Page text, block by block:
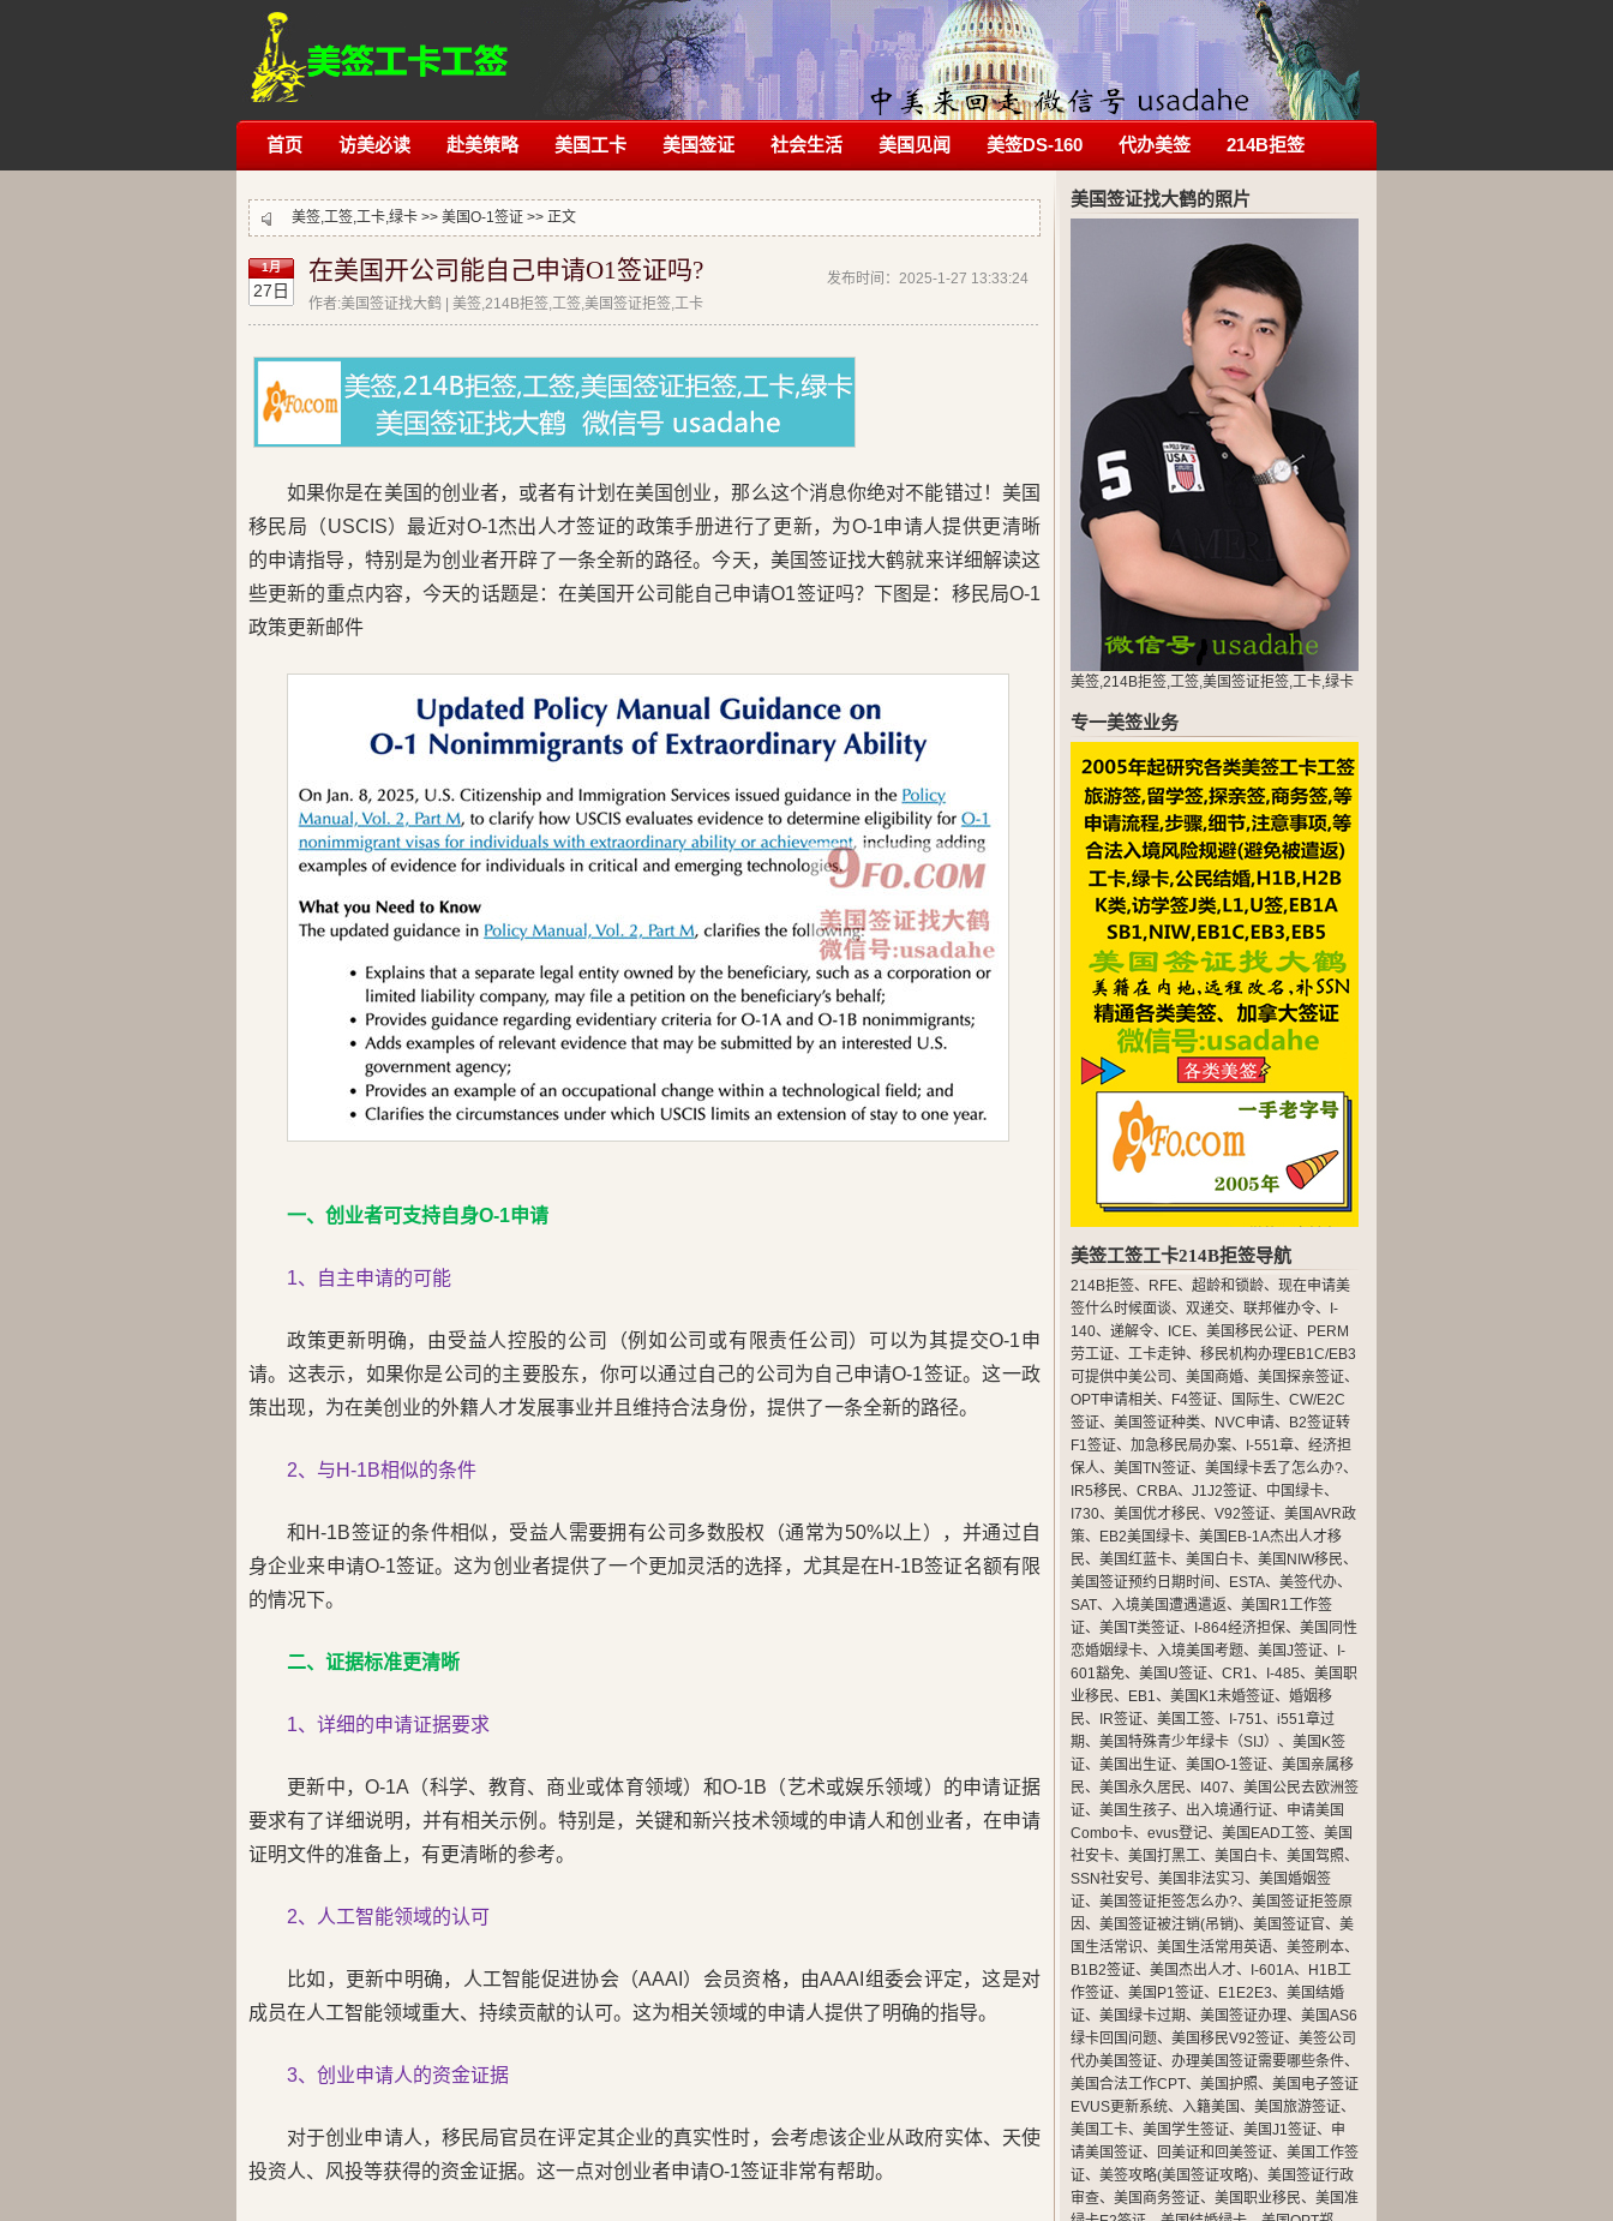
首页 访美必读 赴美策略 美国工卡 美国签证 社会生活 美国见闻 美签DS-160 代办美签 214B拒签
美签,工签,工卡,绿卡 >> 美国O-1签证 >> 正文
1月
27日
发布时间：2025-1-27 13:33:24
在美国开公司能自己申请O1签证吗?
作者:美国签证找大鹤 | 美签,214B拒签,工签,美国签证拒签,工卡
如果你是在美国的创业者，或者有计划在美国创业，那么这个消息你绝对不能错过！美国
移民局（USCIS）最近对O-1杰出人才签证的政策手册进行了更新，为O-1申请人提供更清晰
的申请指导，特别是为创业者开辟了一条全新的路径。今天，美国签证找大鹤就来详细解读这
些更新的重点内容，今天的话题是：在美国开公司能自己申请O1签证吗？下图是：移民局O-1
政策更新邮件
一、创业者可支持自身O-1申请
1、自主申请的可能
政策更新明确，由受益人控股的公司（例如公司或有限责任公司）可以为其提交O-1申
请。这表示，如果你是公司的主要股东，你可以通过自己的公司为自己申请O-1签证。这一政
策出现，为在美创业的外籍人才发展事业并且维持合法身份，提供了一条全新的路径。
2、与H-1B相似的条件
和H-1B签证的条件相似，受益人需要拥有公司多数股权（通常为50%以上），并通过自
身企业来申请O-1签证。这为创业者提供了一个更加灵活的选择，尤其是在H-1B签证名额有限
的情况下。
二、证据标准更清晰
1、详细的申请证据要求
更新中，O-1A（科学、教育、商业或体育领域）和O-1B（艺术或娱乐领域）的申请证据
要求有了详细说明，并有相关示例。特别是，关键和新兴技术领域的申请人和创业者，在申请
证明文件的准备上，有更清晰的参考。
2、人工智能领域的认可
比如，更新中明确，人工智能促进协会（AAAI）会员资格，由AAAI组委会评定，这是对
成员在人工智能领域重大、持续贡献的认可。这为相关领域的申请人提供了明确的指导。
3、创业申请人的资金证据
对于创业申请人，移民局官员在评定其企业的真实性时，会考虑该企业从政府实体、天使
投资人、风投等获得的资金证据。这一点对创业者申请O-1签证非常有帮助。
美国签证找大鹤的照片
美签,214B拒签,工签,美国签证拒签,工卡,绿卡
专一美签业务
美签工签工卡214B拒签导航
214B拒签、 RFE、 超龄和锁龄、 现在申请美
签什么时候面谈、 双递交、 联邦催办令、
I-
140、 递解令、 ICE、 美国移民公证、
PERM
劳工证、 工卡走钟、 移民机构办理EB1C/EB3
可提供中美公司 、 美国商婚、 美国探亲签证、
OPT申请相关、 F4签证、 国际生、 CW/E2C
签证、 美国签证种类、 NVC申请、
B2签证转
F1签证、 加急移民局办案、 I-551章、 经济担
保人、 美国TN签证、 美国绿卡丢了怎么办?、
IR5移民、 CRBA、 J1J2签证、 中国绿卡、
I730、 美国优才移民、 V92签证、 美国AVR政
策、 EB2美国绿卡、 美国EB-1A杰出人才移
民、 美国红蓝卡、 美国白卡、 美国NIW移民、
美国签证预约日期时间 、 ESTA、 美签代办、
SAT、 入境美国遭遇遣返、 美国R1工作签
证、 美国T类签证、 I-864经济担保、 美国同性
恋婚姻绿卡、 入境美国考题、 美国J签证、
I-
601豁免、 美国U签证、 CR1、 I-485、 美国职
业移民、 EB1、 美国K1未婚签证、 婚姻移
民、 IR签证、 美国工签、 I-751、 i551章过
期、 美国特殊青少年绿卡（SIJ） 、 美国K签
证、 美国出生证、 美国O-1签证、 美国亲属移
民、 美国永久居民、 I407、 美国公民去欧洲签
证、 美国生孩子、 出入境通行证、 申请美国
Combo卡、 evus登记、 美国EAD工签、 美国
社安卡、 美国打黑工、 美国白卡、 美国驾照、
SSN社安号、 美国非法实习、 美国婚姻签
证、 美国签证拒签怎么办?、 美国签证拒签原
因、 美国签证被注销(吊销)、 美国签证官、 美
国生活常识、 美国生活常用英语、 美签刷本、
B1B2签证、 美国杰出人才、 I-601A、
H1B工
作签证、 美国P1签证、 E1E2E3、 美国结婚
证、 美国绿卡过期、 美国签证办理、 美国AS6
绿卡回国问题、 美国移民V92签证、 美签公司
代办美国签证、 办理美国签证需要哪些条件、
美国合法工作CPT、 美国护照、 美国电子签证
EVUS更新系统、 入籍美国、 美国旅游签证、
美国工卡、 美国学生签证、 美国J1签证、 申
请美国签证、 回美证和回美签证、 美国工作签
证、 美签攻略(美国签证攻略)、 美国签证行政
审查、 美国商务签证、 美国职业移民、 美国准